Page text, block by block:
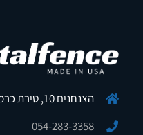
הצנחנים 10, טירת כרמל, 3902912
054-283-3358